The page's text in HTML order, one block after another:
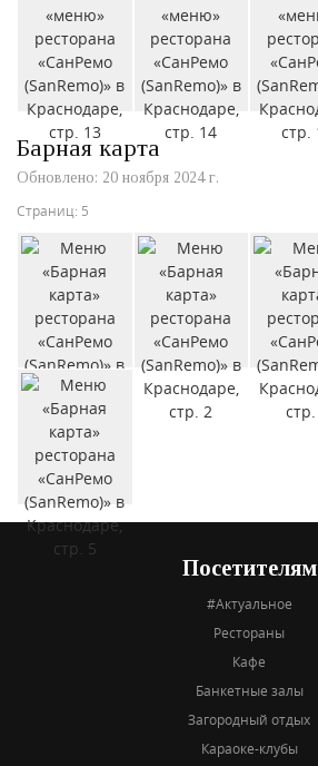
Барная карта
Обновлено: 20 ноября 2024 г.
Страниц: 5
Посетителям
#Актуальное
Рестораны
Кафе
Банкетные залы
Загородный отдых
Караоке-клубы